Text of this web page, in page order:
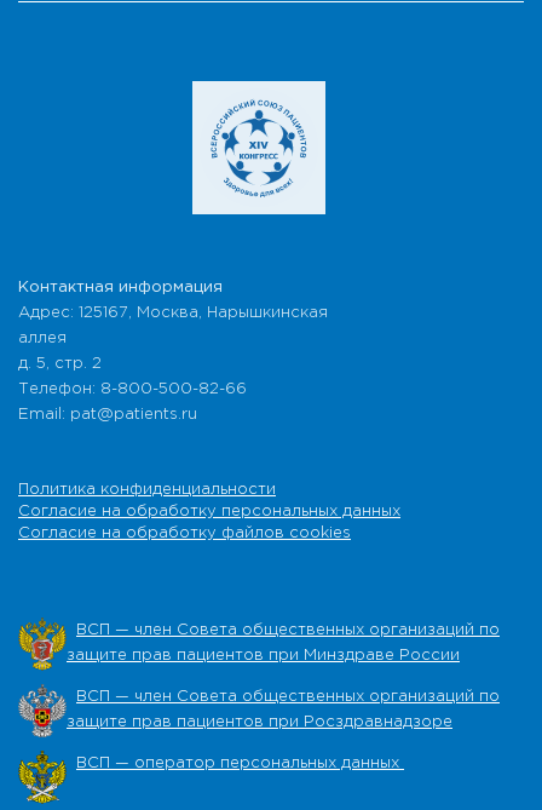
Контактная информация
Адрес: 125167, Москва, Нарышкинская
аллея
д. 5, стр. 2
Телефон: 8-800-500-82-66
Email: pat@patients.ru
Политика конфиденциальности
Согласие на обработку персональных данных
Согласие на обработку файлов cookies
ВСП — член Совета общественных организаций по
защите прав пациентов при Минздраве России
ВСП — член Совета общественных организаций по
защите прав пациентов при Росздравнадзоре
ВСП — оператор персональных данных